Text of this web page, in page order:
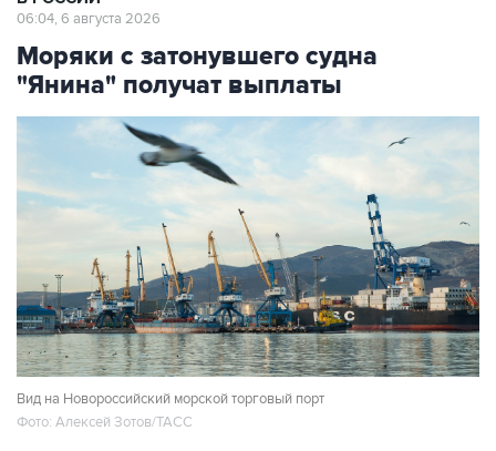
06:04, 6 августа 2026
Моряки с затонувшего судна
"Янина" получат выплаты
Вид на Новороссийский морской торговый порт
Фото: Алексей Зотов/ТАСС